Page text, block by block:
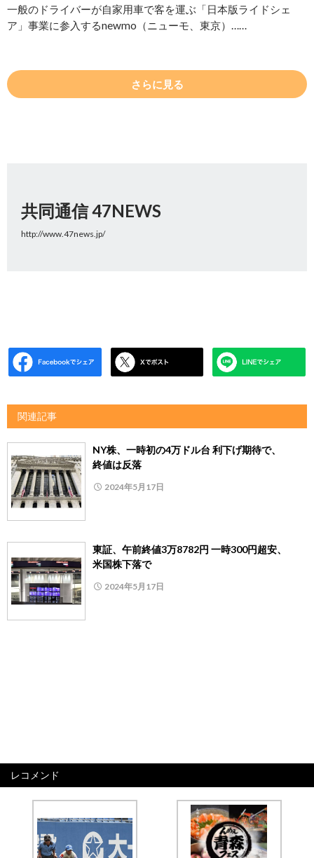
一般のドライバーが自家用車で客を運ぶ「日本版ライドシェ
ア」事業に参入するnewmo（ニューモ、東京）……
さらに見る
共同通信 47NEWS
http://www.47news.jp/
関連記事
NY株、一時初の4万ドル台 利下げ期待で、
終値は反落
2024年5月17日
東証、午前終値3万8782円 一時300円超安、
米国株下落で
2024年5月17日
レコメンド